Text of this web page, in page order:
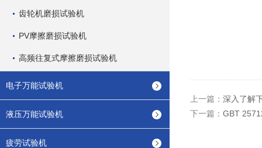
齿轮机磨损试验机
PV摩擦磨损试验机
高频往复式摩擦磨损试验机
电子万能试验机
液压万能试验机
疲劳试验机
上一篇： 深入了解
下一篇： GBT